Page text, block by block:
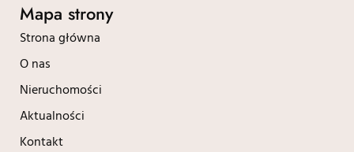
Mapa strony
Strona główna
O nas
Nieruchomości
Aktualności
Kontakt